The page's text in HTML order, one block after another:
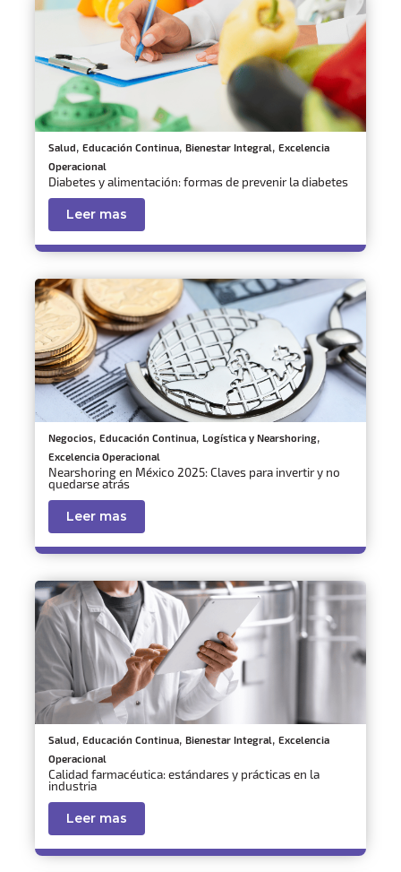
Salud, Educación Continua, Bienestar Integral, Excelencia
Operacional
Diabetes y alimentación: formas de prevenir la diabetes
Leer mas
Negocios, Educación Continua, Logística y Nearshoring,
Excelencia Operacional
Nearshoring en México 2025: Claves para invertir y no
quedarse atrás
Leer mas
Salud, Educación Continua, Bienestar Integral, Excelencia
Operacional
Calidad farmacéutica: estándares y prácticas en la
industria
Leer mas